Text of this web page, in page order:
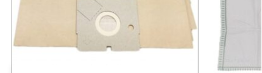
LG-
GOLDSTAR
LG-GOLDSTAR PASSION 3544
LG-
LG-GOLDSTAR PASSION 3800